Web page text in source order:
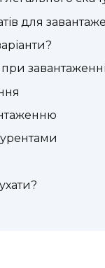
для
завантаженні